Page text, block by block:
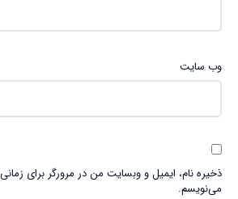
وب‌ سایت
ذخیره نام، ایمیل و وبسایت من در مرورگر برای
می‌نویسم.